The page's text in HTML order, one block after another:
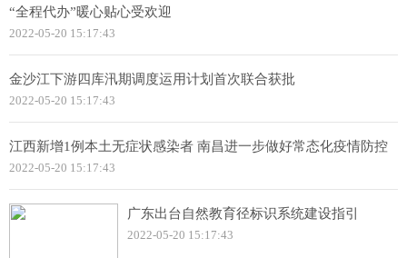
“全程代办”暖心贴心受欢迎
2022-05-20 15:17:43
金沙江下游四库汛期调度运用计划首次联合获批
2022-05-20 15:17:43
江西新增1例本土无症状感染者 南昌进一步做好常态化疫情防控
2022-05-20 15:17:43
广东出台自然教育径标识系统建设指引
2022-05-20 15:17:43